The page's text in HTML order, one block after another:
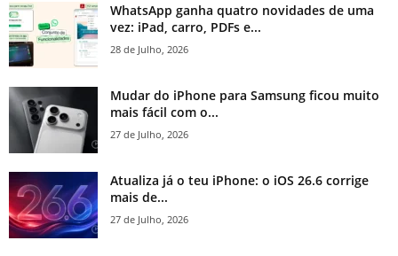
WhatsApp ganha quatro novidades de uma
vez: iPad, carro, PDFs e...
28 de Julho, 2026
Mudar do iPhone para Samsung ficou muito
mais fácil com o...
27 de Julho, 2026
Atualiza já o teu iPhone: o iOS 26.6 corrige
mais de...
27 de Julho, 2026